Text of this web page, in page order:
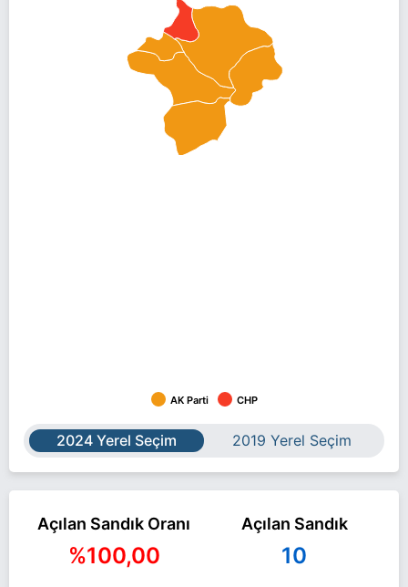
AK Parti CHP
2024 Yerel Seçim 2019 Yerel Seçim
Açılan Sandık Oranı
%100,00
Açılan Sandık
10